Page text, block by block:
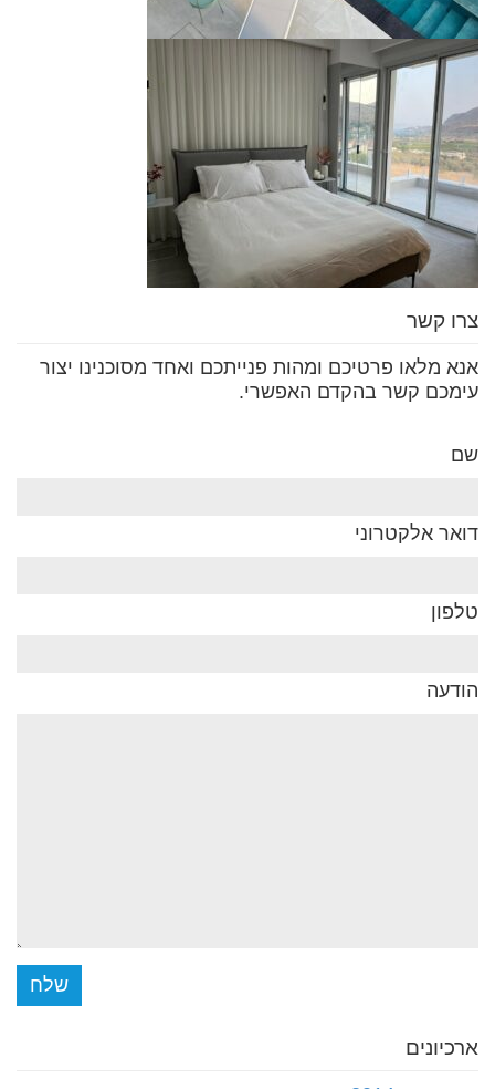
צרו קשר
אנא מלאו פרטיכם ומהות פנייתכם ואחד מסוכנינו יצור
עימכם קשר בהקדם האפשרי.
שם
דואר אלקטרוני
טלפון
הודעה
שלח
ארכיונים